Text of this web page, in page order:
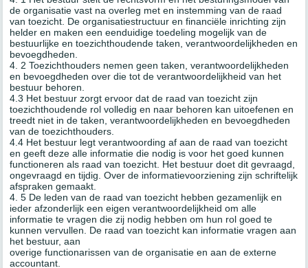
de organisatie vast na overleg met en instemming van de raad
van toezicht. De organisatiestructuur en financiële inrichting zijn
helder en maken een eenduidige toedeling mogelijk van de
bestuurlijke en toezichthoudende taken, verantwoordelijkheden en
bevoegdheden.
4. 2 Toezichthouders nemen geen taken, verantwoordelijkheden
en bevoegdheden over die tot de verantwoordelijkheid van het
bestuur behoren.
4.3 Het bestuur zorgt ervoor dat de raad van toezicht zijn
toezichthoudende rol volledig en naar behoren kan uitoefenen en
treedt niet in de taken, verantwoordelijkheden en bevoegdheden
van de toezichthouders.
4.4 Het bestuur legt verantwoording af aan de raad van toezicht
en geeft deze alle informatie die nodig is voor het goed kunnen
functioneren als raad van toezicht. Het bestuur doet dit gevraagd,
ongevraagd en tijdig. Over de informatievoorziening zijn schriftelijk
afspraken gemaakt.
4. 5 De leden van de raad van toezicht hebben gezamenlijk en
ieder afzonderlijk een eigen verantwoordelijkheid om alle
informatie te vragen die zij nodig hebben om hun rol goed te
kunnen vervullen. De raad van toezicht kan informatie vragen aan
het bestuur, aan
overige functionarissen van de organisatie en aan de externe
accountant.